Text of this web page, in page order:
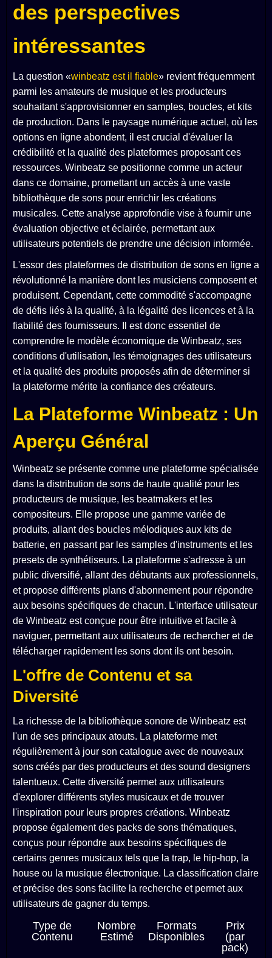
des perspectives
intéressantes
La question «winbeatz est il fiable» revient fréquemment
parmi les amateurs de musique et les producteurs
souhaitant s'approvisionner en samples, boucles, et kits
de production. Dans le paysage numérique actuel, où les
options en ligne abondent, il est crucial d'évaluer la
crédibilité et la qualité des plateformes proposant ces
ressources. Winbeatz se positionne comme un acteur
dans ce domaine, promettant un accès à une vaste
bibliothèque de sons pour enrichir les créations
musicales. Cette analyse approfondie vise à fournir une
évaluation objective et éclairée, permettant aux
utilisateurs potentiels de prendre une décision informée.
L'essor des plateformes de distribution de sons en ligne a
révolutionné la manière dont les musiciens composent et
produisent. Cependant, cette commodité s'accompagne
de défis liés à la qualité, à la légalité des licences et à la
fiabilité des fournisseurs. Il est donc essentiel de
comprendre le modèle économique de Winbeatz, ses
conditions d'utilisation, les témoignages des utilisateurs
et la qualité des produits proposés afin de déterminer si
la plateforme mérite la confiance des créateurs.
La Plateforme Winbeatz : Un
Aperçu Général
Winbeatz se présente comme une plateforme spécialisée
dans la distribution de sons de haute qualité pour les
producteurs de musique, les beatmakers et les
compositeurs. Elle propose une gamme variée de
produits, allant des boucles mélodiques aux kits de
batterie, en passant par les samples d'instruments et les
presets de synthétiseurs. La plateforme s'adresse à un
public diversifié, allant des débutants aux professionnels,
et propose différents plans d'abonnement pour répondre
aux besoins spécifiques de chacun. L'interface utilisateur
de Winbeatz est conçue pour être intuitive et facile à
naviguer, permettant aux utilisateurs de rechercher et de
télécharger rapidement les sons dont ils ont besoin.
L'offre de Contenu et sa
Diversité
La richesse de la bibliothèque sonore de Winbeatz est
l'un de ses principaux atouts. La plateforme met
régulièrement à jour son catalogue avec de nouveaux
sons créés par des producteurs et des sound designers
talentueux. Cette diversité permet aux utilisateurs
d'explorer différents styles musicaux et de trouver
l'inspiration pour leurs propres créations. Winbeatz
propose également des packs de sons thématiques,
conçus pour répondre aux besoins spécifiques de
certains genres musicaux tels que la trap, le hip-hop, la
house ou la musique électronique. La classification claire
et précise des sons facilite la recherche et permet aux
utilisateurs de gagner du temps.
Type de
Contenu
Nombre
Estimé
Formats
Disponibles
Prix
(par
pack)